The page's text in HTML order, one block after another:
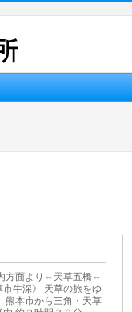
方面より⇔天草五橋⇔
牛深》 天草の旅をゆ
熊本市から三角・天草